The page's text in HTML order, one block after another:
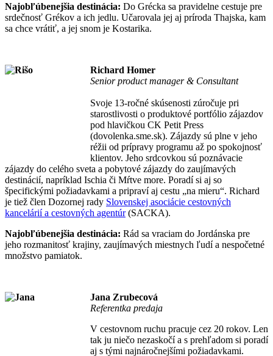
Najobľúbenejšia destinácia: Do Grécka sa pravidelne cestuje pre
srdečnosť Grékov a ich jedlu. Učarovala jej aj príroda Thajska, kam
sa chce vrátiť, a jej snom je Kostarika.
Richard Homer
Senior product manager & Consultant
Svoje 13-ročné skúsenosti zúročuje pri
starostlivosti o produktové portfólio zájazdov
pod hlavičkou CK Petit Press
(dovolenka.sme.sk). Zájazdy sú plne v jeho
réžii od prípravy programu až po spokojnosť
klientov. Jeho srdcovkou sú poznávacie
zájazdy do celého sveta a pobytové zájazdy do zaujímavých
destinácií, napríklad Ischia či Mŕtve more. Poradí si aj so
špecifickými požiadavkami a pripraví aj cestu „na mieru“. Richard
je tiež člen Dozornej rady Slovenskej asociácie cestovných
kancelárií a cestovných agentúr(SACKA).
Najobľúbenejšia destinácia: Rád sa vraciam do Jordánska pre
jeho rozmanitosť krajiny, zaujímavých miestnych ľudí a nespočetné
množstvo pamiatok.
Jana Zrubecová
Referentka predaja
V cestovnom ruchu pracuje cez 20 rokov. Len
tak ju niečo nezaskočí a s prehľadom si poradí
aj s tými najnáročnejšími požiadavkami.